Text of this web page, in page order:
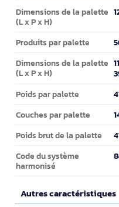
Données logistiques
Dimensions de la palette
(L x P x H)
Produits par palette
Dimensions de la palette
(L x P x H)
Poids par palette
Couches par palette
Poids brut de la palette
Code du système
harmonisé
Autres caractéristiques